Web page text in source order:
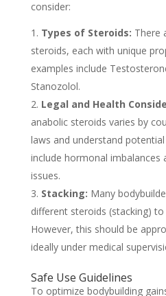
consider:
Types of Steroids: There
steroids, each with unique
examples include
Stanozolol.
Legal and Health
anabolic steroids varies by
laws and understand
include hormonal imbalances
issues.
Stacking: Many
different steroids (stacking)
However, this should be
ideally under medical
Safe Use Guidelines
To optimize bodybuilding